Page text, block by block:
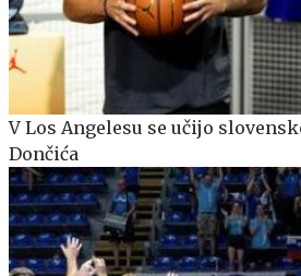
V Los Angelesu se učijo
Dončića